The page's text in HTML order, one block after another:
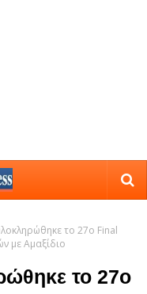
το 27ο Final
με Αμαξίδιο
το 27ο